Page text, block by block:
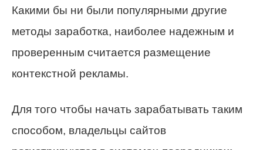
Какими бы ни были популярными другие
методы заработка, наиболее надежным и
проверенным считается размещение
контекстной рекламы.
Для того чтобы начать зарабатывать таким
способом, владельцы сайтов